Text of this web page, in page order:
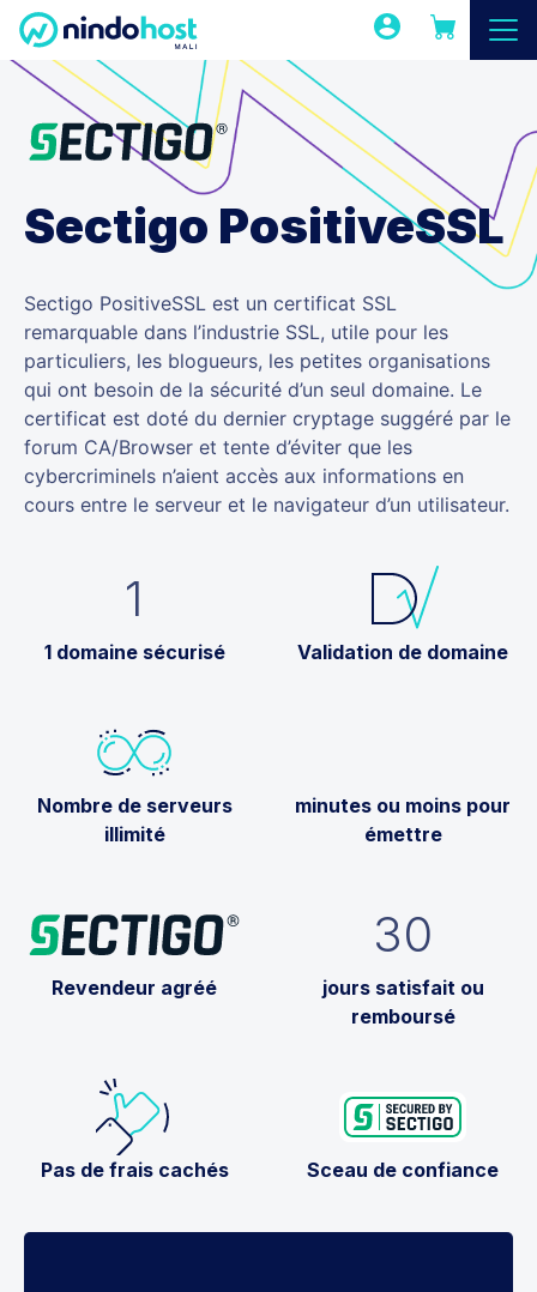
Sectigo PositiveSSL
Sectigo PositiveSSL est un certificat SSL
remarquable dans l’industrie SSL, utile pour les
particuliers, les blogueurs, les petites organisations
qui ont besoin de la sécurité d’un seul domaine. Le
certificat est doté du dernier cryptage suggéré par le
forum CA/Browser et tente d’éviter que les
cybercriminels n’aient accès aux informations en
cours entre le serveur et le navigateur d’un utilisateur.
1
1 domaine sécurisé Validation de domaine
Nombre de serveurs
illimité
minutes ou moins pour
émettre
Revendeur agréé
30
jours satisfait ou
remboursé
Pas de frais cachés Sceau de confiance